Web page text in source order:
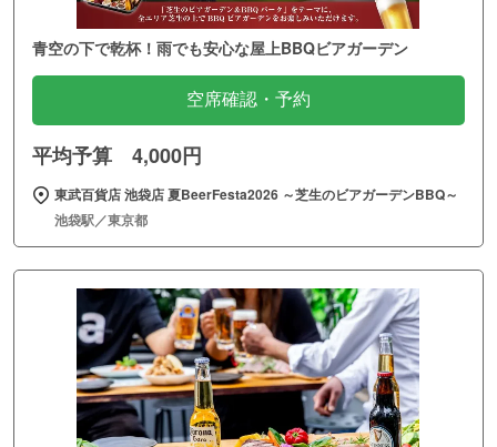
青空の下で乾杯！雨でも安心な屋上BBQビアガーデン
空席確認・予約
平均予算 4,000円
東武百貨店 池袋店 夏BeerFesta2026 ～芝生のビアガーデンBBQ～
池袋駅／東京都